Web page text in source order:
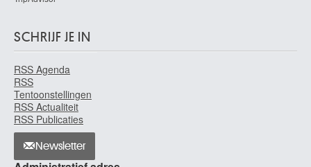
de Brichy Karel
de Brocas Maurice
Brussel 1892 - Ukkel / Brussel 1948
de Bruycker Jules
Gent 1870 - 1945
De Bruyn Nicolaas
Antwerpen 1580 - Rotterdam (Nederland) 1656
SCHRIJF JE IN
RSS Agenda
RSS
Tentoonstellingen
RSS Actualiteit
RSS Publicaties
Newsletter